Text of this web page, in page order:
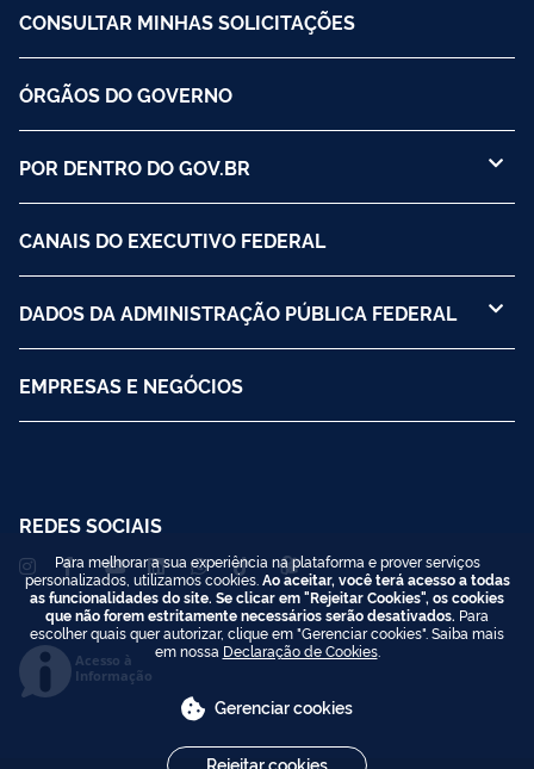
CONSULTAR MINHAS SOLICITAÇÕES
ÓRGÃOS DO GOVERNO
POR DENTRO DO GOV.BR
CANAIS DO EXECUTIVO FEDERAL
DADOS DA ADMINISTRAÇÃO PÚBLICA FEDERAL
EMPRESAS E NEGÓCIOS
REDES SOCIAIS
Acesso à
Informação
Para melhorar a sua experiência na plataforma e prover serviços
personalizados, utilizamos cookies. Ao aceitar, você terá acesso a todas
as funcionalidades do site. Se clicar em "Rejeitar Cookies", os cookies
que não forem estritamente necessários serão desativados. Para
escolher quais quer autorizar, clique em "Gerenciar cookies". Saiba mais
em nossa Declaração de Cookies.
Gerenciar cookies
Rejeitar cookies